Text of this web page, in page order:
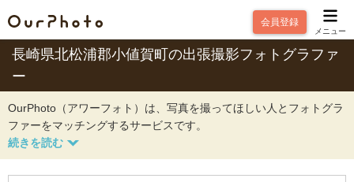
会員登録
メニュー
長崎県北松浦郡小値賀町の出張撮影フォトグラファ
ー
OurPhoto（アワーフォト）は、写真を撮ってほしい人とフォトグラ
ファーをマッチングするサービスです。